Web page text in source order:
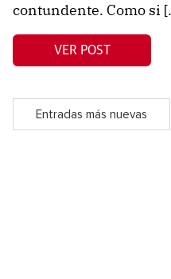
contundente. Como si
VER POST
Entradas más nuevas